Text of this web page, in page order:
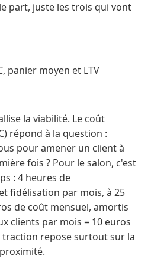
part, juste les trois qui vont
panier moyen et LTV
la viabilité. Le coût
répond à la question :
pour amener un client à
fois ? Pour le salon, c'est
: 4 heures de
fidélisation par mois, à 25
de coût mensuel, amortis
clients par mois = 10 euros
traction repose surtout sur la